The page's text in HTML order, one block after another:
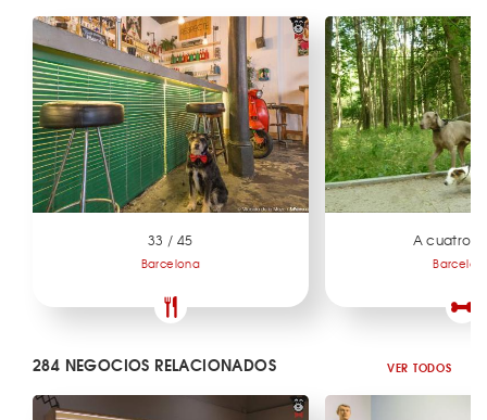
33 / 45
Barcelona
A cuatro
284 NEGOCIOS RELACIONADOS VER TODOS